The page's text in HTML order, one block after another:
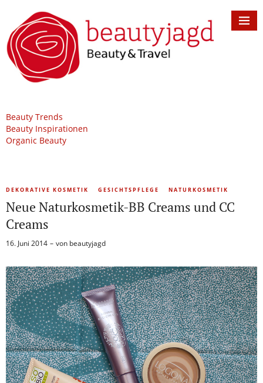
Beauty Trends
Beauty Inspirationen
Organic Beauty
DEKORATIVE KOSMETIK GESICHTSPFLEGE NATURKOSMETIK
Neue Naturkosmetik-BB Creams und CC
Creams
16. Juni 2014 von beautyjagd